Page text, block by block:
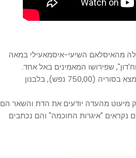
מהאיסלאם השיעי-איסמאעילי במאה
הדרוזים הם דוברי ערבית והריכוז הגבוה ביותר שלהם נמצא בסוריה (750,00 נפש), בלבנון
מיעוט מהעדה יודעים את הדת והשאר הם
נקראים "איגרות החוכמה" והם נכתבים